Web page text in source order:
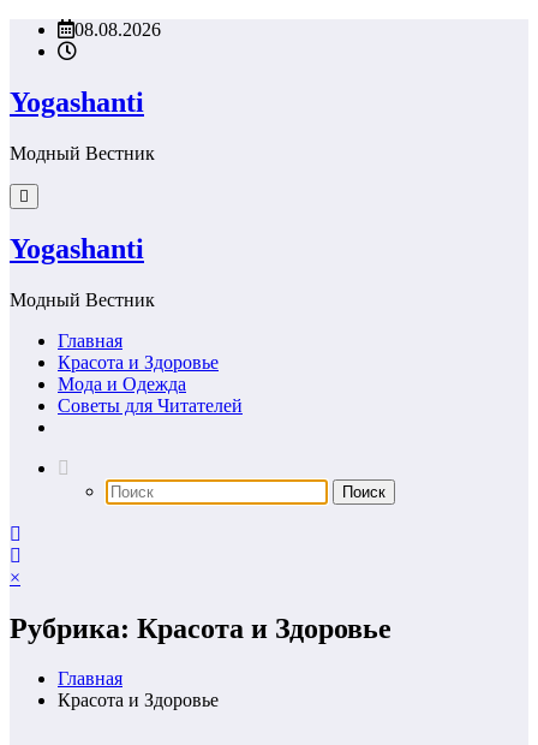
Перейти08.08.2026
Yogashanti
Модный Вестник
Yogashanti
Модный Вестник
Главная
Красота и Здоровье
Мода и Одежда
Советы для Читателей
×
Рубрика: Красота и Здоровье
Главная
Красота и Здоровье